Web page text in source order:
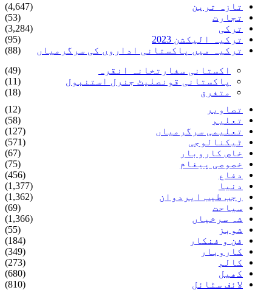
تازہ ترین
(4,647)
تجارت
(53)
ترکی
(3,284)
ترکیہ الیکشن 2023
(95)
ترکیہ میں پاکستانی اداروں کی سرگرمیاں
(88)
اکستانی سفارتخانہ انقرہ
(49)
پاکستانی قونصلیٹ جنرل استنبول
(11)
متفرق
(18)
تصاویر
(12)
تعلیم
(58)
تعلیمی سرگرمیاں
(127)
ٹیکنالوجی
(571)
خاص کاروبار
(67)
خصوصی پیغام
(75)
دفاع
(456)
دنیا
(1,377)
رجب طیب ایردوان
(1,362)
سیاحت
(69)
شہ سرخیاں
(1,366)
شوبز
(55)
فن و فنکار
(184)
کاروبار
(349)
کالم
(273)
کھیل
(680)
لائف سٹائل
(810)